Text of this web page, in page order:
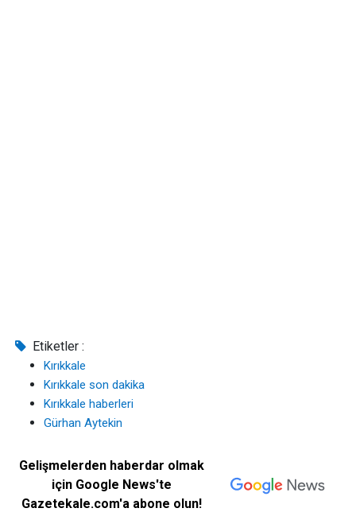
Etiketler :
Kırıkkale
Kırıkkale son dakika
Kırıkkale haberleri
Gürhan Aytekin
Gelişmelerden haberdar olmak
için Google News'te
Gazetekale.com'a abone olun!